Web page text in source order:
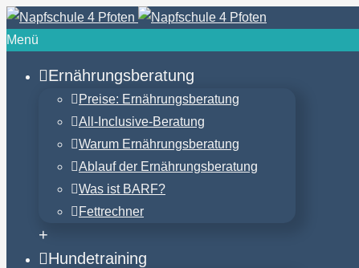
Menü
Ernährungsberatung
Preise: Ernährungsberatung
All-Inclusive-Beratung
Warum Ernährungsberatung
Ablauf der Ernährungsberatung
Was ist BARF?
Fettrechner
+
Hundetraining